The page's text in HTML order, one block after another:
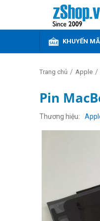
KHUYẾN
Trang chủ / Apple /
Pin
Thương hiệu